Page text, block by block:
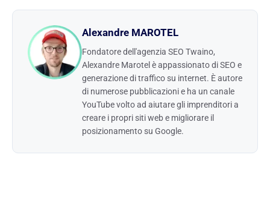
Alexandre MAROTEL
Fondatore dell'agenzia SEO Twaino,
Alexandre Marotel è appassionato di SEO e
generazione di traffico su internet. È autore
di numerose pubblicazioni e ha un canale
YouTube volto ad aiutare gli imprenditori a
creare i propri siti web e migliorare il
posizionamento su Google.